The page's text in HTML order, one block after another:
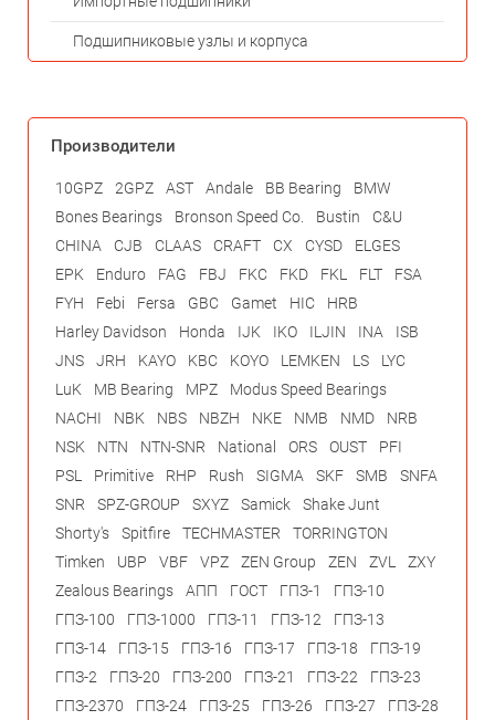
Подшипниковые узлы и корпуса
Производители
10GPZ 2GPZ AST Andale BB Bearing
BMW
Bones Bearings
Bronson Speed Co. Bustin
C&U
CHINA
CJB CLAAS CRAFT CX CYSD
ELGES
EPK
Enduro FAG FBJ FKC FKD FKL FLT
FSA
FYH
Febi Fersa GBC Gamet HIC
HRB
Harley Davidson
Honda IJK IKO ILJIN INA
ISB
JNS
JRH KAYO KBC KOYO LEMKEN LS
LYC
LuK
MB Bearing MPZ
Modus Speed Bearings
NACHI
NBK NBS NBZH NKE NMB NMD
NRB
NSK
NTN NTN-SNR National ORS OUST
PFI
PSL
Primitive RHP Rush SIGMA SKF SMB
SNFA
SNR
SPZ-GROUP SXYZ Samick
Shake Junt
Shorty's
Spitfire TECHMASTER
TORRINGTON
Timken
UBP VBF VPZ ZEN Group ZEN ZVL
ZXY
Zealous Bearings
АПП ГОСТ ГПЗ-1
ГПЗ-10
ГПЗ-100
ГПЗ-1000 ГПЗ-11 ГПЗ-12
ГПЗ-13
ГПЗ-14
ГПЗ-15 ГПЗ-16 ГПЗ-17 ГПЗ-18
ГПЗ-19
ГПЗ-2
ГПЗ-20 ГПЗ-200 ГПЗ-21 ГПЗ-22
ГПЗ-23
ГПЗ-2370
ГПЗ-24 ГПЗ-25 ГПЗ-26 ГПЗ-27
ГПЗ-28